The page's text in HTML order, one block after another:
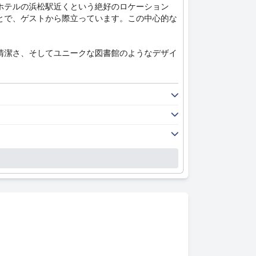
ルの浜松駅近くという絶好のロケーション
、ゲストから際立っています。この中心的な
さ、そしてユニークな図書館のようなデザイ
行き届き、整頓された部屋は、快適なベッド
用エリアまで、高い衛生基準を維持してお
特に、フロントデスクでの温かく効率的なサ
メニティは、ゲストエクスペリエンスをさら
ューの中には、より硬めのマットレスや異な
います。優れたサービス、清潔さ、そして戦
きるオプションです。